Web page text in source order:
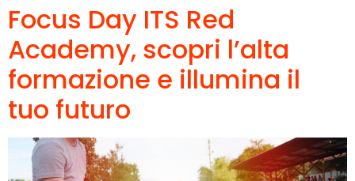
Focus Day ITS Red
Academy, scopri l’alta
formazione e illumina il
tuo futuro